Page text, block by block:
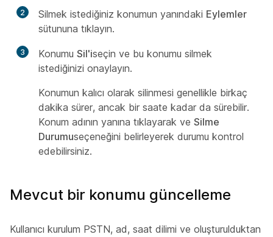
2 Silmek istediğiniz konumun yanındaki Eylemler
sütununa tıklayın.
3 Konumu Sil'iseçin ve bu konumu silmek
istediğinizi onaylayın.
Konumun kalıcı olarak silinmesi genellikle birkaç
dakika sürer, ancak bir saate kadar da sürebilir.
Konum adının yanına tıklayarak ve Silme
Durumuseçeneğini belirleyerek durumu kontrol
edebilirsiniz.
Mevcut bir konumu güncelleme
Kullanıcı kurulum PSTN, ad, saat dilimi ve oluşturulduktan